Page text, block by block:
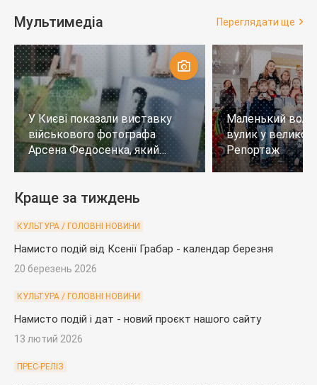
Мультимедіа Переглядати ще
У Києві показали виставку
військового фотографа
Арсена Федосенка, який
загинув на війні
Маленький
вулик у
Репортаж
Краще за тиждень
КУЛЬТУРА / ГОЛОВНІ НОВИНИ
Намисто подій від Ксенії Грабар - календар березня
20 березень 2026
КУЛЬТУРА / ГОЛОВНІ НОВИНИ
Намисто подій і дат - новий проєкт нашого сайту
13 лютий 2026
ПРЕС-РЕЛІЗ